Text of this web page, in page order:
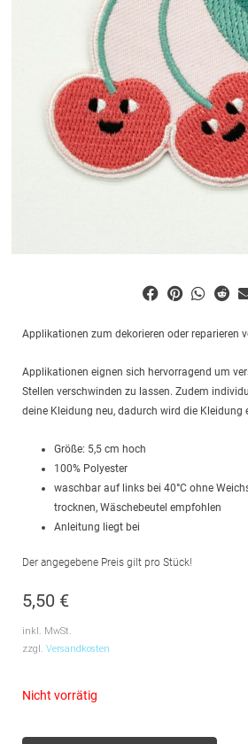
Applikationen zum dekorieren oder reparieren
Applikationen eignen sich hervorragend um
Stellen verschwinden zu lassen. Zudem
deine Kleidung neu, dadurch wird die Kleidung
Größe: 5,5 cm hoch
100% Polyester
waschbar auf links bei 40°C ohne
trocknen, Wäschebeutel empfohlen
Anleitung liegt bei
Der angegebene Preis gilt pro Stück!
5,50 €
inkl. MwSt.
zzgl. Versandkosten
Nicht vorrätig